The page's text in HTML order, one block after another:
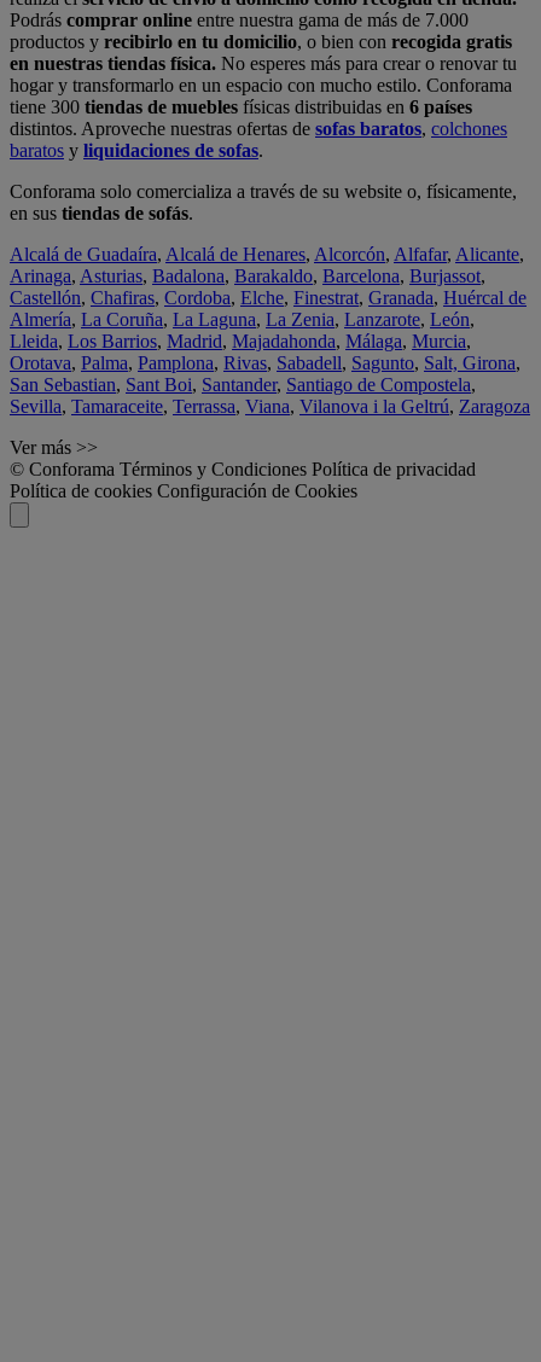
Podrás comprar online entre nuestra gama de más de 7.000
productos y recibirlo en tu domicilio, o bien con recogida gratis
en nuestras tiendas física. No esperes más para crear o renovar tu
hogar y transformarlo en un espacio con mucho estilo. Conforama
tiene 300 tiendas de muebles físicas distribuidas en 6 países
distintos. Aproveche nuestras ofertas de sofas baratos, colchones
baratos y liquidaciones de sofas.
Conforama solo comercializa a través de su website o, físicamente,
en sus tiendas de sofás.
Alcalá de Guadaíra, Alcalá de Henares, Alcorcón, Alfafar, Alicante,
Arinaga, Asturias, Badalona, Barakaldo, Barcelona, Burjassot,
Castellón, Chafiras, Cordoba, Elche, Finestrat, Granada, Huércal de
Almería, La Coruña, La Laguna, La Zenia, Lanzarote, León,
Lleida, Los Barrios, Madrid, Majadahonda, Málaga, Murcia,
Orotava, Palma, Pamplona, Rivas, Sabadell, Sagunto, Salt, Girona,
San Sebastian, Sant Boi, Santander, Santiago de Compostela,
Sevilla, Tamaraceite, Terrassa, Viana, Vilanova i la Geltrú, Zaragoza
Ver más >>
© Conforama Términos y Condiciones Política de privacidad
Política de cookies Configuración de Cookies